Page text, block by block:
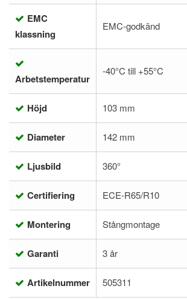
EMC
klassning
EMC-godkänd
Arbetstemperatur
-40°C till +55°C
Höjd 103 mm
Diameter 142 mm
Ljusbild 360°
Certifiering ECE-R65/R10
Montering Stångmontage
Garanti 3 år
Artikelnummer 505311